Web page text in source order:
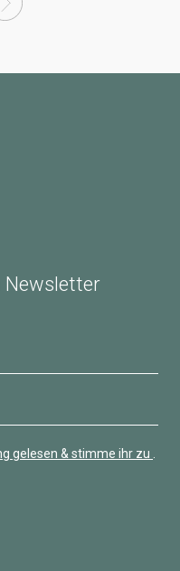
Newsletter
gelesen & stimme ihr zu .